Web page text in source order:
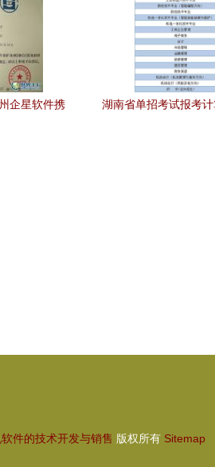
企星软件携
湖南省单招考试报考
件的技术开发与销售 版权所有 Sitemap